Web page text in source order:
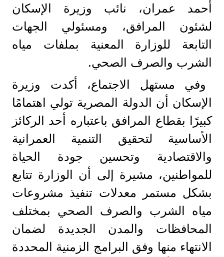
أحمد عمران، نائب وزيرة الإسكان
لشئون المرافق، ومسئولي الجهات
التابعة للوزارة المعنية بملفات مياه
الشرب والصرف الصحي.
وفي مستهل الاجتماع، أكدت وزيرة
الإسكان أن الدولة المصرية تولي اهتمامًا
كبيرًا بقطاع المرافق باعتباره أحد الركائز
الأساسية لتحقيق التنمية العمرانية
والاقتصادية وتحسين جودة الحياة
للمواطنين، مشيرة إلى أن الوزارة تتابع
بشكل مستمر معدلات تنفيذ مشروعات
مياه الشرب والصرف الصحي بمختلف
المحافظات والمدن الجديدة لضمان
الانتهاء منها وفق البرامج الزمنية المحددة